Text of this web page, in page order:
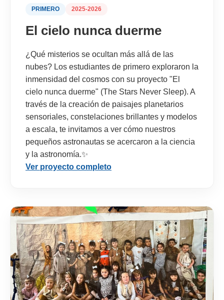
PRIMERO 2025-2026
El cielo nunca duerme
¿Qué misterios se ocultan más allá de las
nubes? Los estudiantes de primero exploraron la
inmensidad del cosmos con su proyecto "El
cielo nunca duerme" (The Stars Never Sleep). A
través de la creación de paisajes planetarios
sensoriales, constelaciones brillantes y modelos
a escala, te invitamos a ver cómo nuestros
pequeños astronautas se acercaron a la ciencia
y la astronomía.✨
Ver proyecto completo